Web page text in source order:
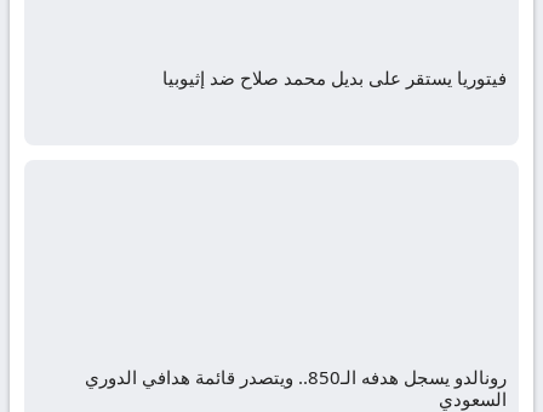
فيتوريا يستقر على بديل محمد صلاح ضد إثيوبيا
رونالدو يسجل هدفه الـ850.. ويتصدر قائمة هدافي الدوري
السعودي